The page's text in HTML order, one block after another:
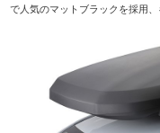
で人気のマットブラックを採用